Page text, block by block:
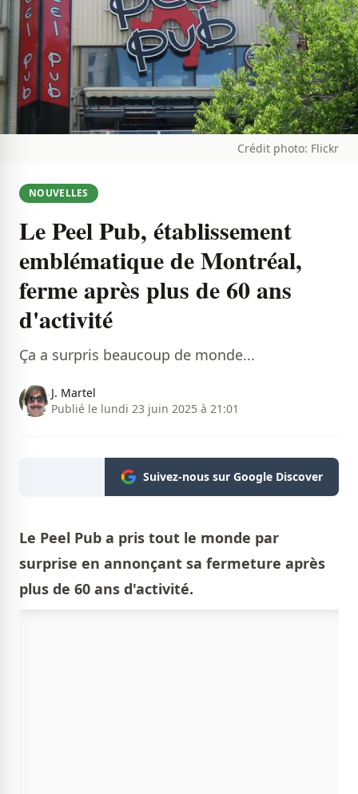
Crédit photo: Flickr
NOUVELLES
Le Peel Pub, établissement
emblématique de Montréal,
ferme après plus de 60 ans
d'activité
Ça a surpris beaucoup de monde...
J. Martel
Publié le lundi 23 juin 2025 à 21:01
Suivez-nous sur Google Discover
Le Peel Pub a pris tout le monde par
surprise en annonçant sa fermeture après
plus de 60 ans d'activité.